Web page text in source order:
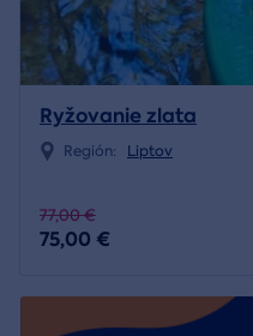
Ryžovanie zlata
Región: Liptov
77,00 €
75,00 €